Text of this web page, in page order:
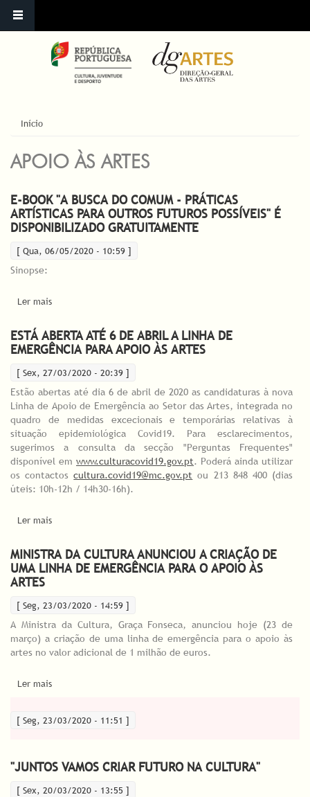
ESTÁ AQUI
Início
APOIO ÀS ARTES
E-BOOK "A BUSCA DO COMUM - PRÁTICAS
ARTÍSTICAS PARA OUTROS FUTUROS POSSÍVEIS" É
DISPONIBILIZADO GRATUITAMENTE
[ Qua, 06/05/2020 - 10:59 ]
Sinopse:
Ler mais
ESTÁ ABERTA ATÉ 6 DE ABRIL A LINHA DE
EMERGÊNCIA PARA APOIO ÀS ARTES
[ Sex, 27/03/2020 - 20:39 ]
Estão abertas até dia 6 de abril de 2020 as candidaturas à nova
Linha de Apoio de Emergência ao Setor das Artes, integrada no
quadro de medidas excecionais e temporárias relativas à
situação epidemiológica Covid19. Para esclarecimentos,
sugerimos a consulta da secção "Perguntas Frequentes"
disponível em www.culturacovid19.gov.pt. Poderá ainda utilizar
os contactoscultura.covid19@mc.gov.pt ou 213 848 400 (dias
úteis: 10h-12h / 14h30-16h).
Ler mais
MINISTRA DA CULTURA ANUNCIOU A CRIAÇÃO DE
UMA LINHA DE EMERGÊNCIA PARA O APOIO ÀS
ARTES
[ Seg, 23/03/2020 - 14:59 ]
A Ministra da Cultura, Graça Fonseca, anunciou hoje (23 de
março) a criação de uma linha de emergência para o apoio às
artes no valor adicional de 1 milhão de euros.
Ler mais
[ Seg, 23/03/2020 - 11:51 ]
"JUNTOS VAMOS CRIAR FUTURO NA CULTURA"
[ Sex, 20/03/2020 - 13:55 ]